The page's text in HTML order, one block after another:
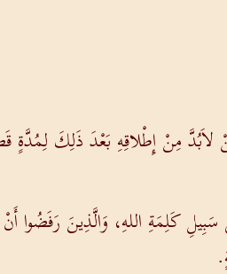
مِنْ إِطْلاقِهِ بَعْدَ ذَلِكَ لِمُدَّةٍ
كَلِمَةِ اللهِ، وَالَّذِينَ رَفَضُوا